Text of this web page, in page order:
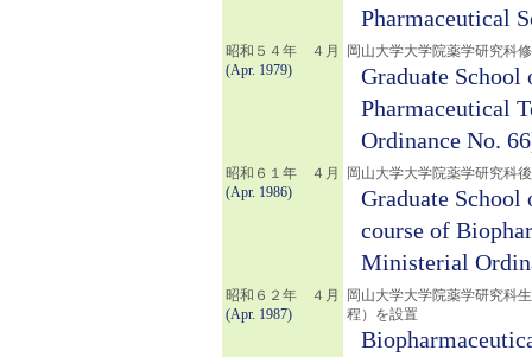
Pharmaceutical
昭和５４年 ４月
(Apr. 1979)
岡山大学大学院薬学研究科
Graduate School
Pharmaceutical
Ordinance No.
昭和６１年 ４月
(Apr. 1986)
岡山大学大学院薬学研究科
Graduate School
course of
Ministerial
昭和６２年 ４月
(Apr. 1987)
岡山大学大学院薬学研究科
程）を設置